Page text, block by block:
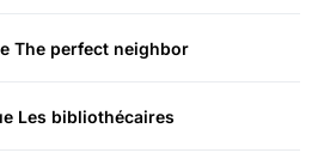
The perfect neighbor
Les bibliothécaires